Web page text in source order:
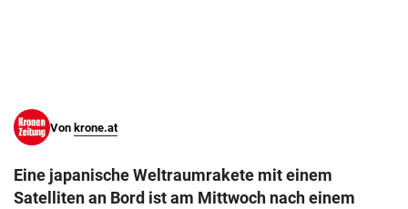
Von krone.at
Eine japanische Weltraumrakete mit einem
Satelliten an Bord ist am Mittwoch nach einem